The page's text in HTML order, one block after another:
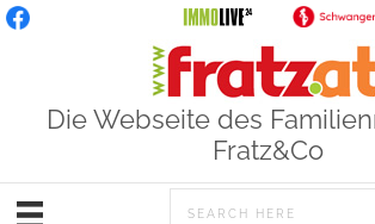
Die Webseite des
Fratz&Co